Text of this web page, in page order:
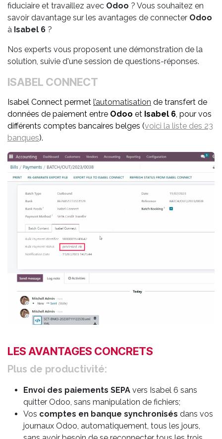
fiduciaire et travaillez avec Odoo ? Vous souhaitez en
savoir davantage sur les avantages de connecter Odoo
à Isabel 6 ?
Nos experts vous proposent une démonstration de la
solution, suivie d'une session de questions-réponses.
ISABEL CONNECT
Isabel Connect permet l’automatisation de transfert de
données de paiement entre Odoo et Isabel 6, pour vos
différents comptes bancaires belges (voici la liste des 23
banques).
LES AVANTAGES CONCRETS
Plus de productivité:
Envoi des paiements SEPA vers Isabel 6 sans
quitter Odoo, sans manipulation de fichiers;
Vos comptes en banque synchronisés dans vos
journaux Odoo, automatiquement, tous les jours,